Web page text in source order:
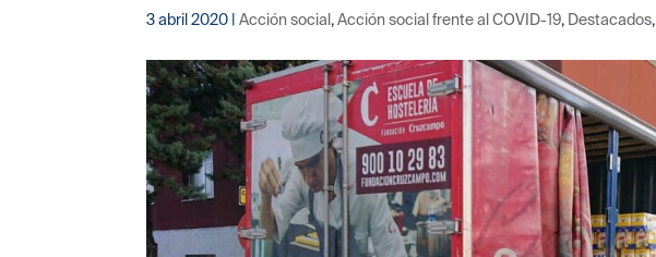
3 abril 2020 |Acción social ,Acción social frente al COVID-19, Destacados,